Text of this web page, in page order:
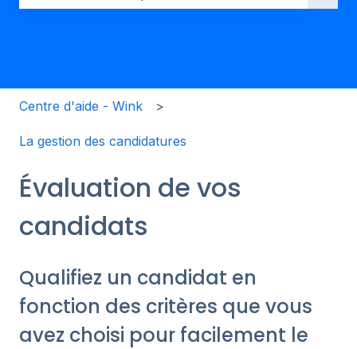
Centre d'aide - Wink
La gestion des candidatures
Évaluation de vos
candidats
Qualifiez un candidat en
fonction des critères que vous
avez choisi pour facilement le